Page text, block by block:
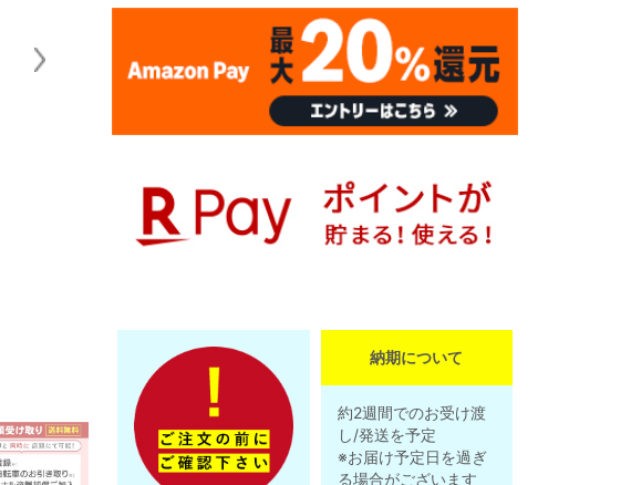
納期について
約2週間でのお受け渡
し/発送を予定
※お届け予定日を過ぎ
る場合がございます